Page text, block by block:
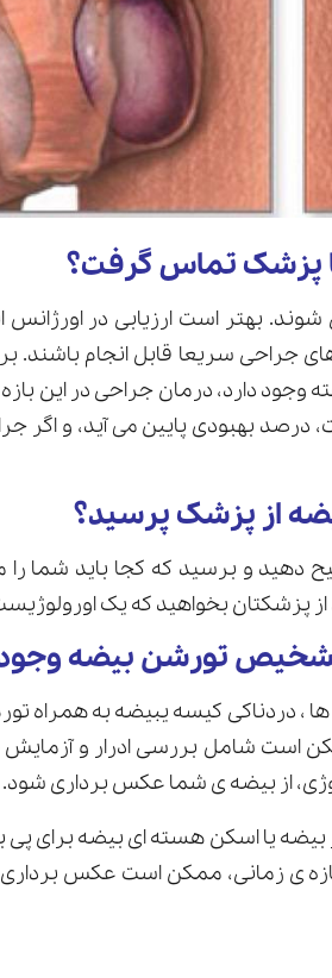
پزشک تماس گرفت؟
بهتر است ارزیابی در اورژانس
سریعا قابل انجام باشند.
از پزشک پرسید؟
دهید و برسید که کجا باید شما را
پزشکتان بخواهید که یک
تورشن بیضه وجود
، دردناکی کیسه یبیضه به همراه
است شامل بررسی ادرار و
از بیضه ی شما عکس برداری شود.
یا اسکن هسته ای بیضه برای پی
ی زمانی، ممکن است عکس برداری